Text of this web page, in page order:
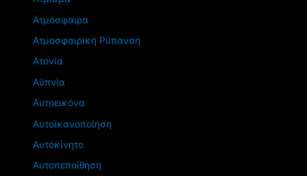
Ατμόσφαιρα
Ατμοσφαιρική Ρύπανση
Ατονία
Αϋπνία
Αυτοεικόνα
Αυτοϊκανοποίηση
Αυτοκίνητο
Αυτοπεποίθηση